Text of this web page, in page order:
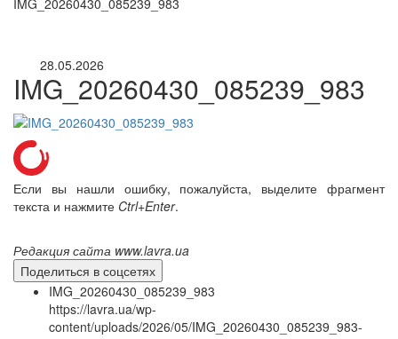
трансляции
IMG_20260430_085239_983
28.05.2026
IMG_20260430_085239_983
Если вы нашли ошибку, пожалуйста, выделите фрагмент
текста и нажмите Ctrl+Enter.
Редакция сайта www.lavra.ua
Поделиться в соцсетях
IMG_20260430_085239_983
https://lavra.ua/wp-
content/uploads/2026/05/IMG_20260430_085239_983-